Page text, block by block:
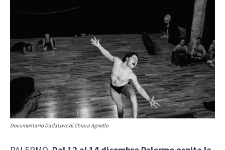
Documentario DadaLove di Chiara Agnello